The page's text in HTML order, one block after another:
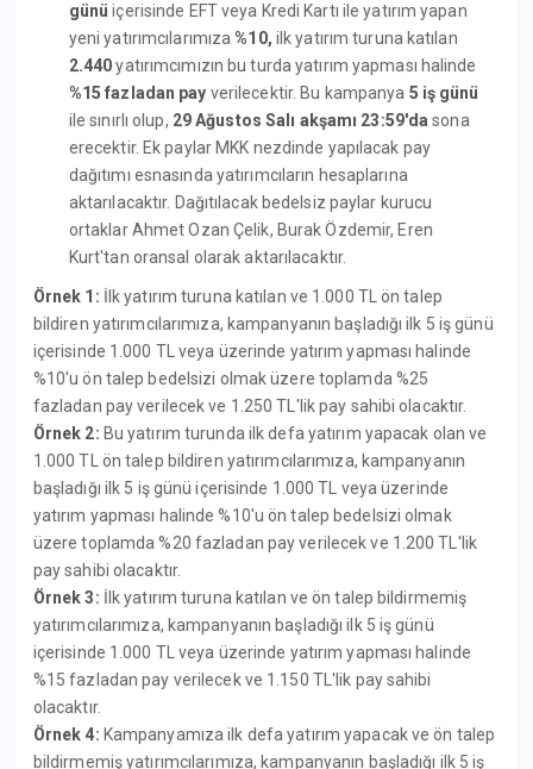
günüiçerisinde EFT veya Kredi Kartı ile yatırım yapan
yeni yatırımcılarımıza%10, ilk yatırım turuna katılan
2.440yatırımcımızın bu turda yatırım yapması halinde
%15 fazladan pay verilecektir. Bu kampanya 5 iş günü
ile sınırlı olup, 29 Ağustos Salı akşamı 23:59'dasona
erecektir. Ek paylar MKK nezdinde yapılacak pay
dağıtımı esnasında yatırımcıların hesaplarına
aktarılacaktır. Dağıtılacak bedelsiz paylar kurucu
ortaklar Ahmet Ozan Çelik, Burak Özdemir, Eren
Kurt'tan oransal olarak aktarılacaktır.
Örnek 1: İlk yatırım turuna katılan ve 1.000 TL ön talep
bildiren yatırımcılarımıza, kampanyanın başladığı ilk 5 iş günü
içerisinde 1.000 TL veya üzerinde yatırım yapması halinde
%10'u ön talep bedelsizi olmak üzere toplamda %25
fazladan pay verilecek ve 1.250 TL'lik pay sahibi olacaktır.
Örnek 2: Bu yatırım turunda ilk defa yatırım yapacak olan ve
1.000 TL ön talep bildiren yatırımcılarımıza, kampanyanın
başladığı ilk 5 iş günü içerisinde 1.000 TL veya üzerinde
yatırım yapması halinde %10'u ön talep bedelsizi olmak
üzere toplamda %20 fazladan pay verilecek ve 1.200 TL'lik
pay sahibi olacaktır.
Örnek 3: İlk yatırım turuna katılan ve ön talep bildirmemiş
yatırımcılarımıza, kampanyanın başladığı ilk 5 iş günü
içerisinde 1.000 TL veya üzerinde yatırım yapması halinde
%15 fazladan pay verilecek ve 1.150 TL'lik pay sahibi
olacaktır.
Örnek 4: Kampanyamıza ilk defa yatırım yapacak ve ön talep
bildirmemiş yatırımcılarımıza, kampanyanın başladığı ilk 5 iş